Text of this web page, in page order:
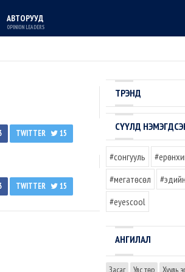
АВТОРУУД
OPINION LEADERS
TWITTER 15
TWITTER 15
ТРЭНД
СҮҮЛД
#сонгууль
#мегатөсөл
#eyescool
АНГИЛАЛ
Засаг Улс төр Хууль